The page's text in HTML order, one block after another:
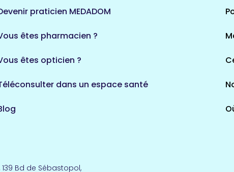
praticien MEDADOM
êtes pharmacien ?
êtes opticien ?
dans un espace santé
Bd de Sébastopol,